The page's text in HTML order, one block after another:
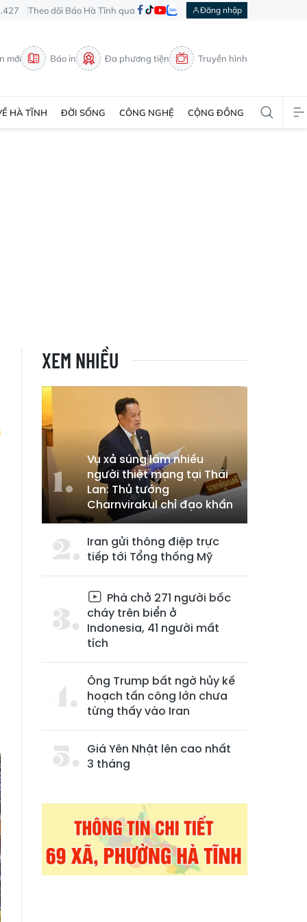
Theo dõi Báo Hà Tĩnh qua Đăng nhập
mới Báo in Đa phương tiện Truyền hình
HÀ TĨNH ĐỜI SỐNG CÔNG NGHỆ CỘNG ĐỒNG
XEM NHIỀU
Vụ xả súng làm nhiều
người thiệt mạng tại Thái
Lan: Thủ tướng
Charnvirakul chỉ đạo khẩn
Iran gửi thông điệp trực
tiếp tới Tổng thống Mỹ
Phà chở 271 người bốc
cháy trên biển ở
Indonesia, 41 người mất
tích
Ông Trump bất ngờ hủy kế
hoạch tấn công lớn chưa
từng thấy vào Iran
Giá Yên Nhật lên cao nhất
3 tháng